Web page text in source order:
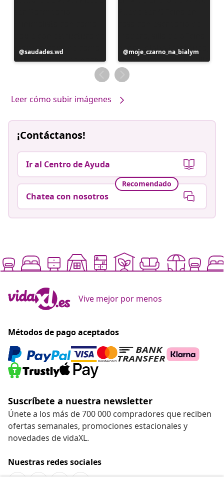
Publicación
realizada
saudades.wd
Publicación
realizada
por
moje_czarno_na_bialym
Leer cómo subir imágenes
¡Contáctanos!
Ir al Centro de Ayuda
Recomendado
Chatea con nosotros
Vive mejor por menos
Métodos de pago aceptados
Suscríbete a nuestra newsletter
Únete a los más de 700 000 compradores que reciben
ofertas semanales, promociones estacionales y
novedades de vidaXL.
Nuestras redes sociales